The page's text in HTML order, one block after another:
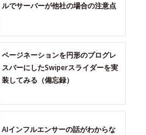
ルでサーバーが他社の場合の注意点
ページネーションを円形のプログレ
スバーにしたSwiperスライダーを実
装してみる（備忘録）
AIインフルエンサーの話がわからな